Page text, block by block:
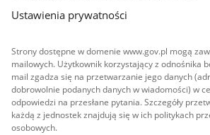
Ustawienia prywatności
Strony dostępne w domenie www.gov.pl mogą
mailowych. Użytkownik korzystający z odnośnika
mail zgadza się na przetwarzanie jego danych
dobrowolnie podanych danych w wiadomości) w
odpowiedzi na przesłane pytania. Szczegóły
każdą z jednostek znajdują się w ich politykach
osobowych.